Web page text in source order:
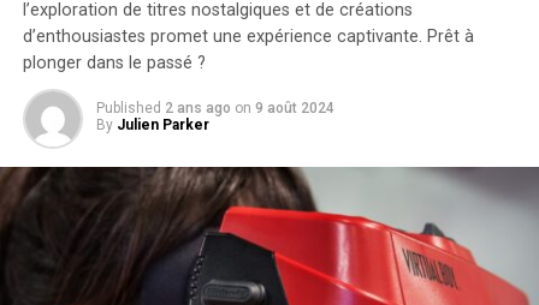
l’exploration de titres nostalgiques et de créations
d’enthousiastes promet une expérience captivante. Prêt à
plonger dans le passé ?
Published 2 ans ago on 9 août 2024
By Julien Parker